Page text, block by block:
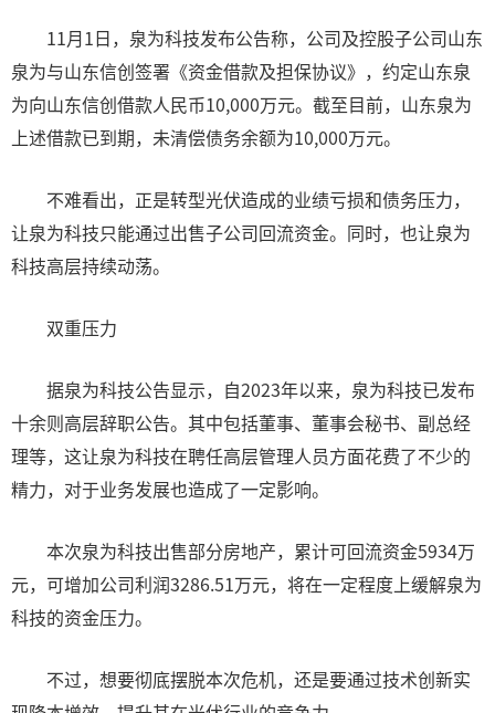
11月1日，泉为科技发布公告称，公司及控股子公司山东
泉为与山东信创签署《资金借款及担保协议》，约定山东泉
为向山东信创借款人民币10,000万元。截至目前，山东泉为
上述借款已到期，未清偿债务余额为10,000万元。
不难看出，正是转型光伏造成的业绩亏损和债务压力，
让泉为科技只能通过出售子公司回流资金。同时，也让泉为
科技高层持续动荡。
双重压力
据泉为科技公告显示，自2023年以来，泉为科技已发布
十余则高层辞职公告。其中包括董事、董事会秘书、副总经
理等，这让泉为科技在聘任高层管理人员方面花费了不少的
精力，对于业务发展也造成了一定影响。
本次泉为科技出售部分房地产，累计可回流资金5934万
元，可增加公司利润3286.51万元，将在一定程度上缓解泉为
科技的资金压力。
不过，想要彻底摆脱本次危机，还是要通过技术创新实